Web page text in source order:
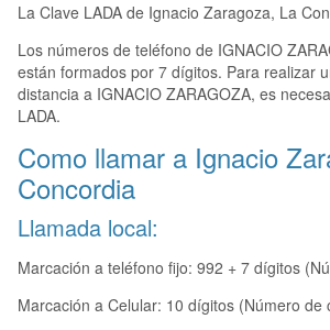
La Clave LADA de Ignacio Zaragoza, La
Los números de teléfono de IGNACIO
están formados por 7 dígitos. Para realizar
distancia a IGNACIO ZARAGOZA, es
LADA.
Como llamar a Ignacio
Concordia
Llamada local:
Marcación a teléfono fijo: 992 + 7 dígitos
Marcación a Celular: 10 dígitos (Número de